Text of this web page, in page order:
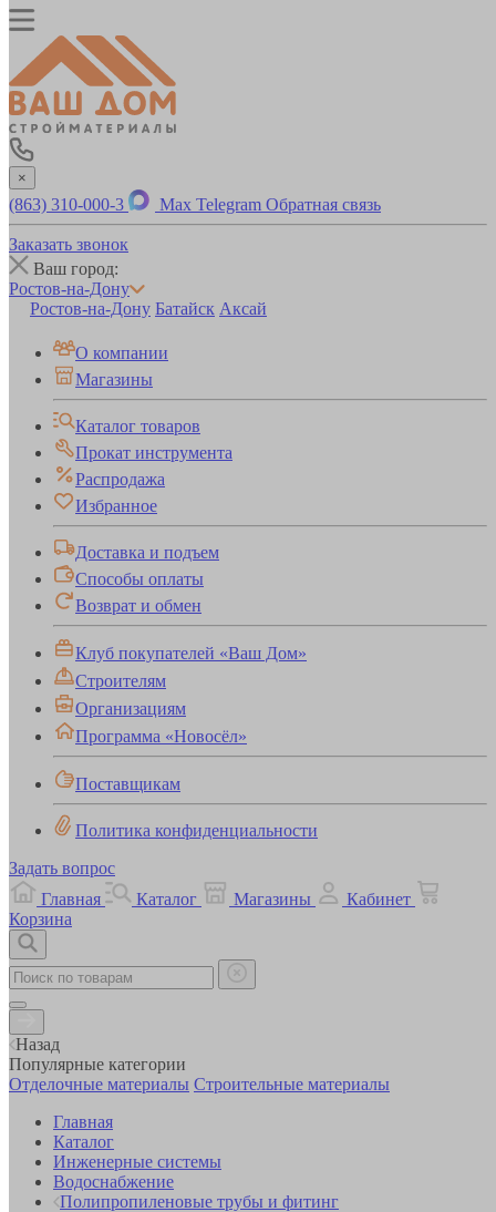
×
(863) 310-000-3 Max Telegram Обратная связь
Заказать звонок
Ваш город:
Ростов-на-Дону
Ростов-на-Дону Батайск Аксай
О компании
Магазины
Каталог товаров
Прокат инструмента
Распродажа
Избранное
Доставка и подъем
Способы оплаты
Возврат и обмен
Клуб покупателей «Ваш Дом»
Строителям
Организациям
Программа «Новосёл»
Поставщикам
Политика конфиденциальности
Задать вопрос
Главная
Каталог Магазины
Кабинет
Корзина
Назад
Популярные категории
Отделочные материалы Строительные материалы
Главная
Каталог
Инженерные системы
Водоснабжение
Полипропиленовые трубы и фитинг